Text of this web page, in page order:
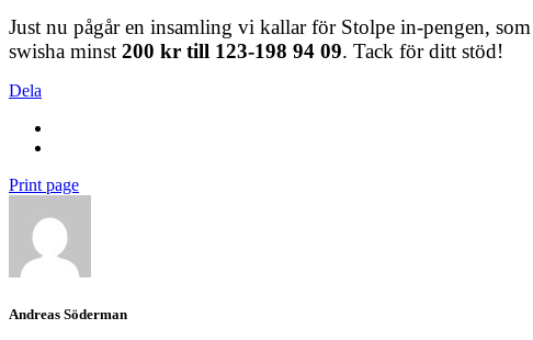
Just nu pågår en insamling vi kallar för Stolpe in-pengen,
swisha minst 200 kr till 123-198 94 09. Tack för ditt stöd!
Dela
Print page
Andreas Söderman